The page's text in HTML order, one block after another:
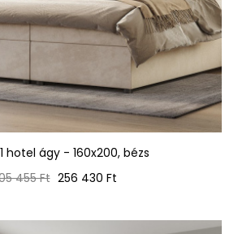
1 hotel ágy - 160x200, bézs
455 Ft Ár
256 430 Ft